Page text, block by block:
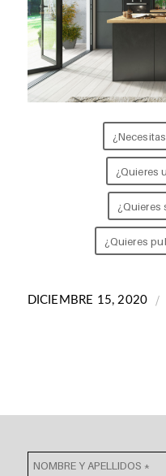
¿Quieres
¿Quieres
¿Quieres
DICIEMBRE 15, 2020 /